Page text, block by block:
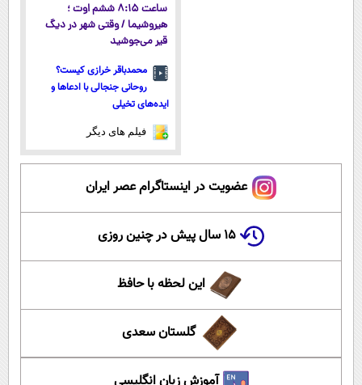
ساعت ۸:۱۵ ششم اوت ؛
هیروشیما / وقتی شهر در دیگ
قیر می‌جوشید
محمدباقر خرازی کیست؟
روحانی جنجالی با ادعاها و
ایده‌های تخیلی
فیلم های دیگر
عضویت در اینستاگرام عصر ایران
۱۵ سال پیش در چنین روزی
این لحظه با حافظ
گلستان سعدی